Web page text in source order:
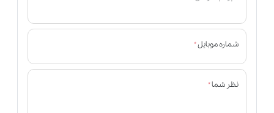
شماره موبایل*
نظر شما*